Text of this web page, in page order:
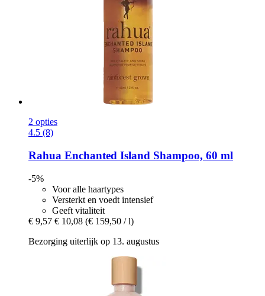
2 opties
4.5 (8)
Rahua Enchanted Island Shampoo, 60 ml
-5%
Voor alle haartypes
Versterkt en voedt intensief
Geeft vitaliteit
€ 9,57 € 10,08 (€ 159,50 / l)
Bezorging uiterlijk op 13. augustus